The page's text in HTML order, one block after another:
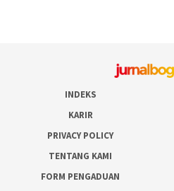
INDEKS
KARIR
PRIVACY POLICY
TENTANG KAMI
FORM PENGADUAN